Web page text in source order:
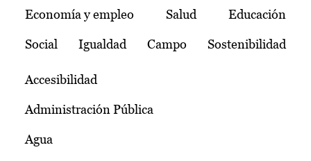
Temas
Economía y empleo Salud Educación
Social Igualdad Campo Sostenibilidad
Accesibilidad
Administración Pública
Agua